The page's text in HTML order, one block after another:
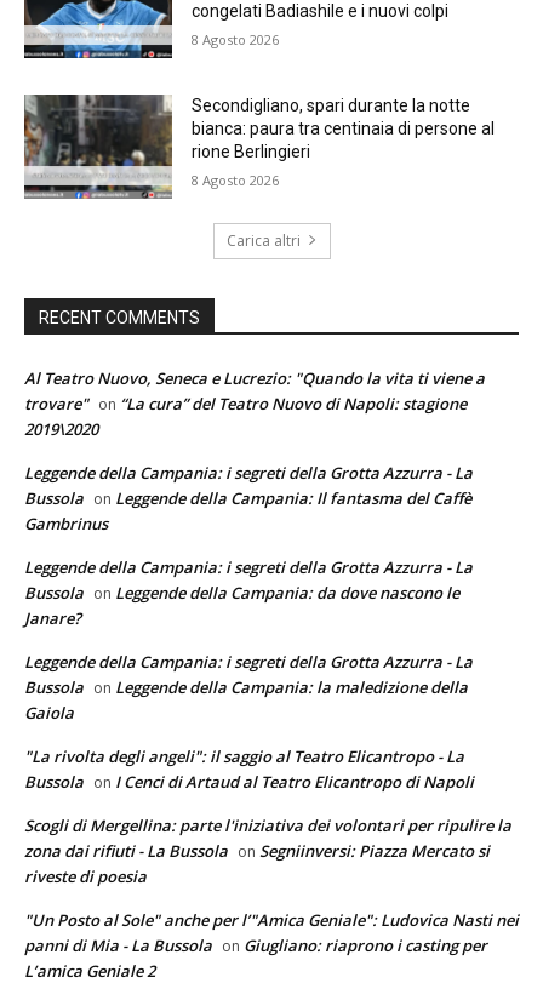
congelati Badiashile e i nuovi colpi
8 Agosto 2026
Secondigliano, spari durante la notte
bianca: paura tra centinaia di persone al
rione Berlingieri
8 Agosto 2026
Carica altri
RECENT COMMENTS
Al Teatro Nuovo, Seneca e Lucrezio: "Quando la vita ti viene a
trovare" on “La cura” del Teatro Nuovo di Napoli: stagione
2019\2020
Leggende della Campania: i segreti della Grotta Azzurra - La
Bussola on Leggende della Campania: Il fantasma del Caffè
Gambrinus
Leggende della Campania: i segreti della Grotta Azzurra - La
Bussola on Leggende della Campania: da dove nascono le
Janare?
Leggende della Campania: i segreti della Grotta Azzurra - La
Bussola on Leggende della Campania: la maledizione della
Gaiola
"La rivolta degli angeli": il saggio al Teatro Elicantropo - La
Bussola on I Cenci di Artaud al Teatro Elicantropo di Napoli
Scogli di Mergellina: parte l'iniziativa dei volontari per ripulire la
zona dai rifiuti - La Bussola on Segniinversi: Piazza Mercato si
riveste di poesia
"Un Posto al Sole" anche per l’"Amica Geniale": Ludovica Nasti nei
panni di Mia - La Bussola on Giugliano: riaprono i casting per
L’amica Geniale 2